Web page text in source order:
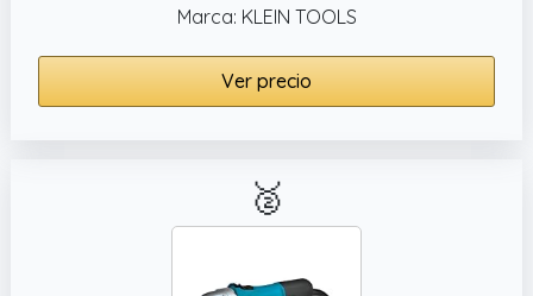
Marca: KLEIN TOOLS
Ver precio
🥈